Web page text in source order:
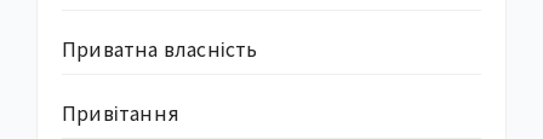
Приватна власність
Привітання